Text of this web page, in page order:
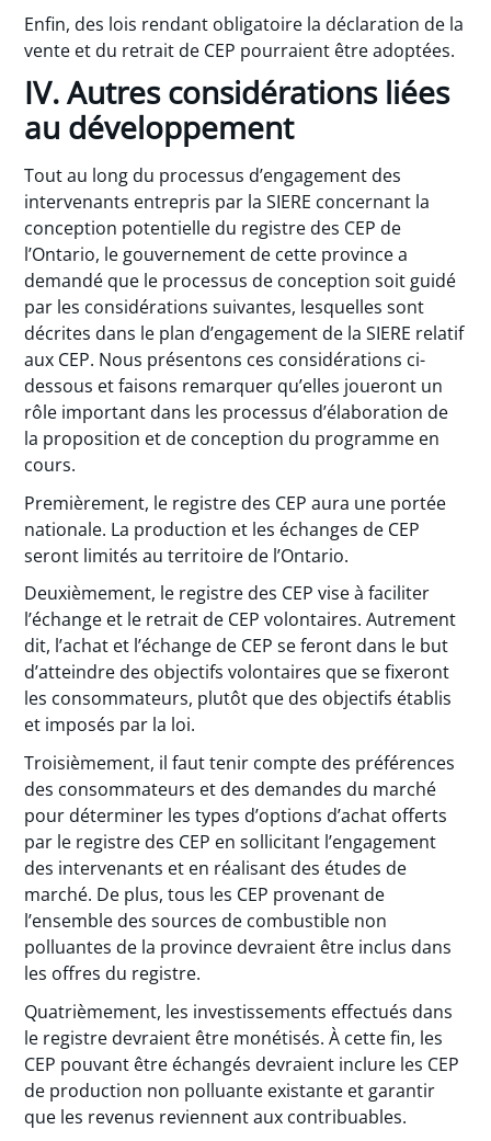
Enfin, des lois rendant obligatoire la déclaration de la
vente et du retrait de CEP pourraient être adoptées.
IV. Autres considérations liées
au développement
Tout au long du processus d’engagement des
intervenants entrepris par la SIERE concernant la
conception potentielle du registre des CEP de
l’Ontario, le gouvernement de cette province a
demandé que le processus de conception soit guidé
par les considérations suivantes, lesquelles sont
décrites dans le plan d’engagement de la SIERE relatif
aux CEP. Nous présentons ces considérations ci-
dessous et faisons remarquer qu’elles joueront un
rôle important dans les processus d’élaboration de
la proposition et de conception du programme en
cours.
Premièrement, le registre des CEP aura une portée
nationale. La production et les échanges de CEP
seront limités au territoire de l’Ontario.
Deuxièmement, le registre des CEP vise à faciliter
l’échange et le retrait de CEP volontaires. Autrement
dit, l’achat et l’échange de CEP se feront dans le but
d’atteindre des objectifs volontaires que se fixeront
les consommateurs, plutôt que des objectifs établis
et imposés par la loi.
Troisièmement, il faut tenir compte des préférences
des consommateurs et des demandes du marché
pour déterminer les types d’options d’achat offerts
par le registre des CEP en sollicitant l’engagement
des intervenants et en réalisant des études de
marché. De plus, tous les CEP provenant de
l’ensemble des sources de combustible non
polluantes de la province devraient être inclus dans
les offres du registre.
Quatrièmement, les investissements effectués dans
le registre devraient être monétisés. À cette fin, les
CEP pouvant être échangés devraient inclure les CEP
de production non polluante existante et garantir
que les revenus reviennent aux contribuables.